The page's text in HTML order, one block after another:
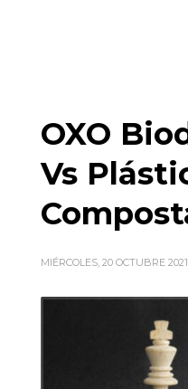
OXO
Vs
MIÉRCOLES, 20 OCTUBRE 2021